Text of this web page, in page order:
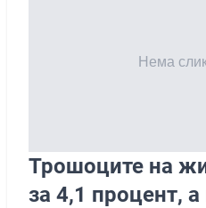
Трошоците на
за 4,1 процент,